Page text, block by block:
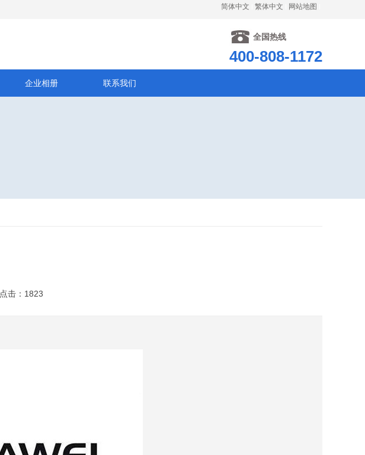
简体中文 繁体中文 网站地图
全国热线
400-808-1172
企业相册 联系我们
点击：1823